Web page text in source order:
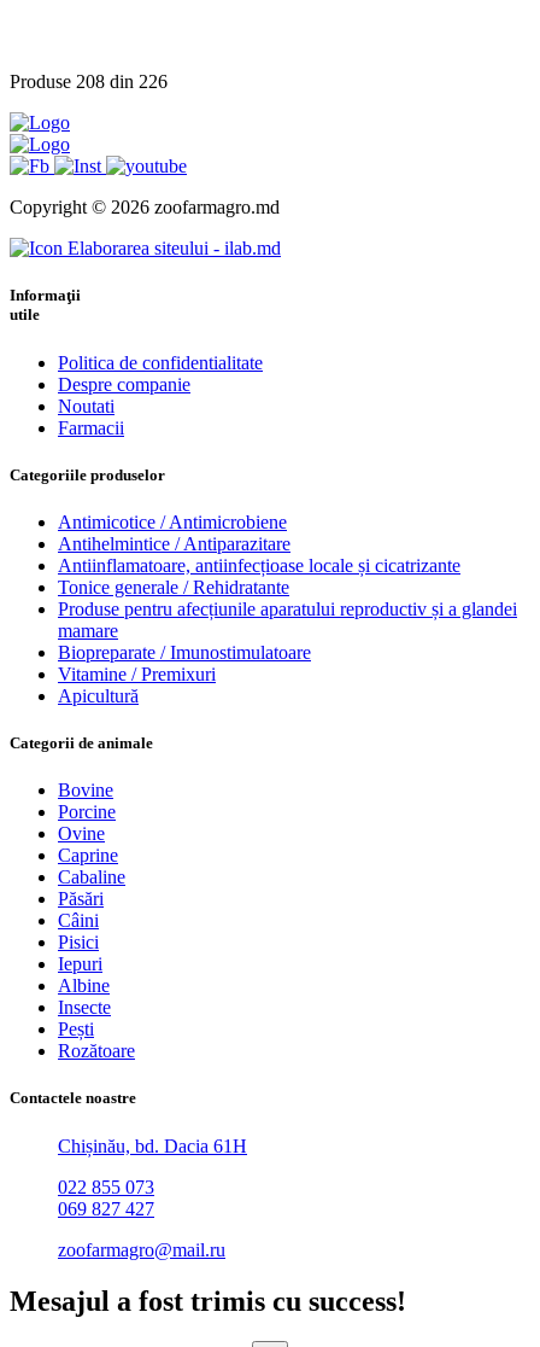
Produse 208 din 226
Copyright © 2026 zoofarmagro.md
Elaborarea siteului - ilab.md
Informaţii
utile
Politica de confidentialitate
Despre companie
Noutati
Farmacii
Categoriile produselor
Antimicotice / Antimicrobiene
Antihelmintice / Antiparazitare
Antiinflamatoare, antiinfecțioase locale și cicatrizante
Tonice generale / Rehidratante
Produse pentru afecțiunile aparatului reproductiv și a glandei
mamare
Biopreparate / Imunostimulatoare
Vitamine / Premixuri
Apicultură
Categorii de animale
Bovine
Porcine
Ovine
Caprine
Cabaline
Păsări
Câini
Pisici
Iepuri
Albine
Insecte
Pești
Rozătoare
Contactele noastre
Chișinău, bd. Dacia 61H
022 855 073
069 827 427
zoofarmagro@mail.ru
Mesajul a fost trimis cu success!